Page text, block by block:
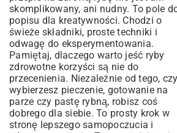
skomplikowany, ani nudny. To pole
popisu dla kreatywności. Chodzi o
świeże składniki, proste techniki i
odwagę do eksperymentowania.
Pamiętaj, dlaczego warto jeść ryby
zdrowotne korzyści są nie do
przecenienia. Niezależnie od tego, czy
wybierzesz pieczenie, gotowanie na
parze czy pastę rybną, robisz coś
dobrego dla siebie. To prosty krok w
stronę lepszego samopoczucia i